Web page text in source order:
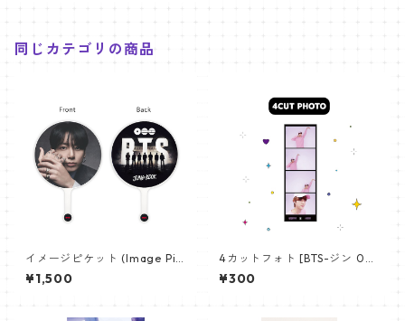
同じカテゴリの商品
イメージピケット (Image Pic
ket) うちわ - ジョングク (JU
NGKOOK_19)
¥1,500
4カットフォト [BTS-ジン 02]
4CUT PHOTO BTS-JIN 02
¥300